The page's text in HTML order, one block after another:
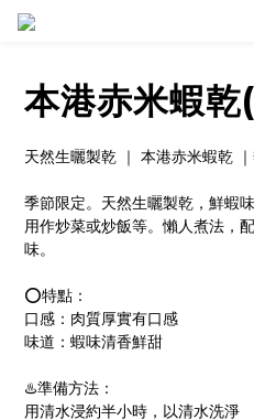
本港赤米蝦
天然生曬製乾 ｜ 本港赤米蝦乾
季節限定。天然生曬製乾，鮮蝦
用作炒菜或炒飯等。懶人煮法，
味。
⭕️特點：
口感：肉質厚實有口感
味道：蝦味清香鮮甜
♨️準備方法：
用清水浸約半小時，以清水洗淨